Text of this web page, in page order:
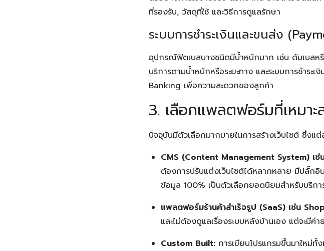
ที่รองรับ, วัสดุที่ใช้ และวิธีการดูแลรักษา
ระบบการชำระเงินและขนส่ง
อุปกรณ์ฟิตเนสบางชนิดมีน้ำหนักมาก เช่น ดัมเบลห
บริการตามน้ำหนักหรือระยะทาง และระบบการชำระ
Banking เพื่อความสะดวกของลูกค้า
3. เลือกแพลตฟอร์มที่เหมา
ปัจจุบันมีตัวเลือกมากมายในการสร้างเว็บไซต์ ซึ่ง
CMS (Content Management System) เ
ต้องการปรับแต่งเว็บไซต์ได้หลากหลาย มีปลั๊ก
ข้อมูล 100% เป็นตัวเลือกยอดนิยมสำหรับบริก
แพลตฟอร์มร้านค้าสำเร็จรูป (SaaS) เช่น
และไม่ต้องดูแลเรื่องระบบหลังบ้านเอง แต่จะมีค่
Custom Built: การเขียนโปรแกรมขึ้นมาใหม่